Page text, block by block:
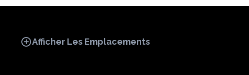
add_circleAfficher Les Emplacements